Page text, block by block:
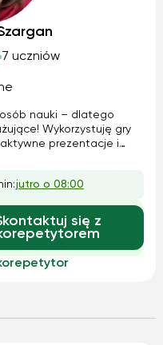
7 uczniów
nauki – dlatego
Wykorzystuję gry
prezentacje i
aktywnie
się w nauczaniu
jutro o 08:00
się z